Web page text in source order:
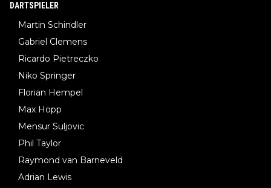
DARTSPIELER
Martin Schindler
Gabriel Clemens
Ricardo Pietreczko
Niko Springer
Florian Hempel
Max Hopp
Mensur Suljovic
Phil Taylor
Raymond van Barneveld
Adrian Lewis